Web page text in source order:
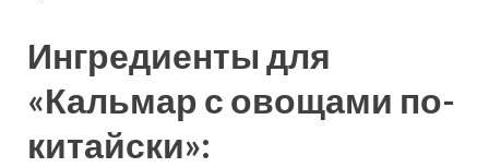
Ингредиенты для
«Кальмар с овощами по-
китайски»: